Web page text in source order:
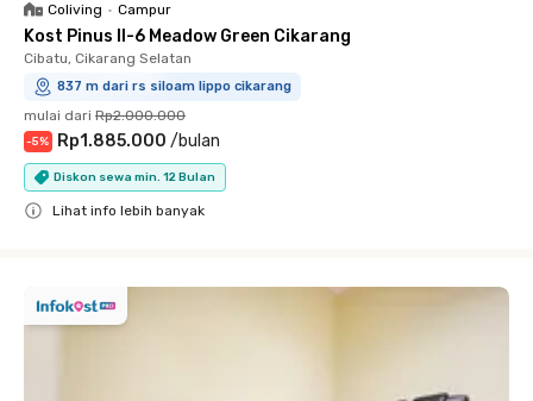
Coliving • Campur
Kost Pinus II-6 Meadow Green Cikarang
Cibatu, Cikarang Selatan
837 m dari rs siloam lippo cikarang
mulai dari Rp2.000.000
-5% Rp1.885.000 /bulan
Diskon sewa min. 12 Bulan
Lihat info lebih banyak